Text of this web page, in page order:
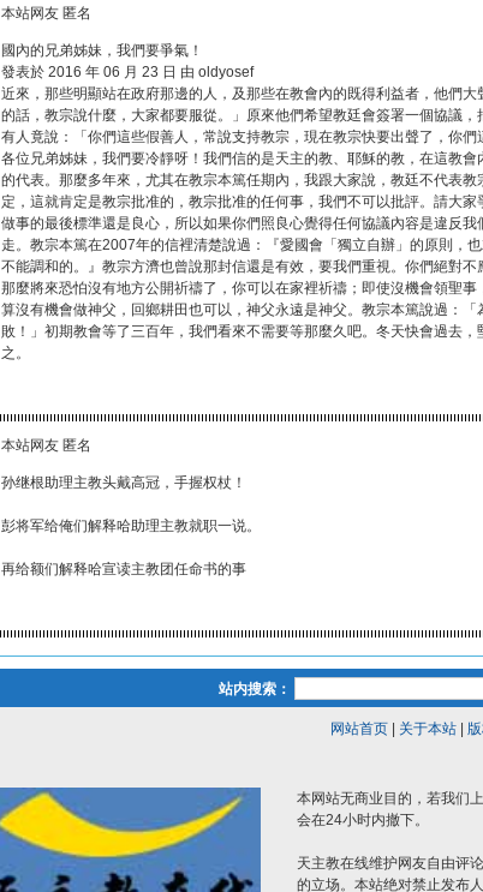
本站网友 匿名
國內的兄弟姊妹，我們要爭氣！
發表於 2016 年 06 月 23 日 由 oldyosef
近來，那些明顯站在政府那邊的人，及那些在教會內的既得利益者，他們
的話，教宗說什麼，大家都要服從。」原來他們希望教廷會簽署一個協議，
有人竟說：「你們這些假善人，常說支持教宗，現在教宗快要出聲了，你們
各位兄弟姊妹，我們要冷靜呀！我們信的是天主的教、耶穌的教，在這教
的代表。那麼多年來，尤其在教宗本篤任期內，我跟大家說，教廷不代表
定，這就肯定是教宗批准的，教宗批准的任何事，我們不可以批評。請大
做事的最後標準還是良心，所以如果你們照良心覺得任何協議內容是違反
走。教宗本篤在2007年的信裡清楚說過：『愛國會「獨立自辦」的原則，
不能調和的。』教宗方濟也曾說那封信還是有效，要我們重視。你們絕對不
那麼將來恐怕沒有地方公開祈禱了，你可以在家裡祈禱；即使沒機會領聖
算沒有機會做神父，回鄉耕田也可以，神父永遠是神父。教宗本篤說過：
敗！」初期教會等了三百年，我們看來不需要等那麼久吧。冬天快會過去
之。
本站网友 匿名
孙继根助理主教头戴高冠，手握权杖！
彭将军给俺们解释哈助理主教就职一说。
再给额们解释哈宣读主教团任命书的事
站内搜索：
网站首页| 关于本站|
本网站无商业目的，若我们
会在24小时内撤下。
天主教在线维护网友自由评
的立场。本站绝对禁止发布